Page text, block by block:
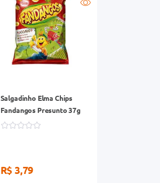
Salgadinho Elma Chips
Fandangos Presunto 37g
R$ 3,79